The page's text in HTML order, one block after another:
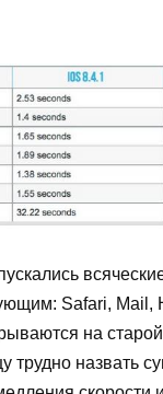
Safari, Mail,
на
трудно назвать